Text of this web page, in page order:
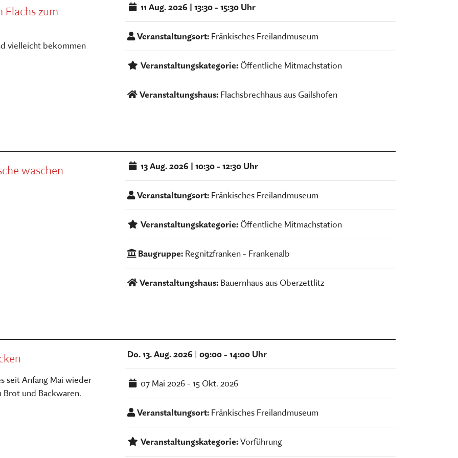
Flachs zum
vielleicht bekommen
11 Aug. 2026 | 13:30 - 15:30 Uhr
Veranstaltungsort: Fränkisches Freilandmuseum
Veranstaltungskategorie: Öffentliche Mitmachstation
Veranstaltungshaus: Flachsbrechhaus aus Gailshofen
waschen 13Aug. 2026 | 10:30 - 12:30 Uhr
Veranstaltungsort: Fränkisches Freilandmuseum
Veranstaltungskategorie: Öffentliche Mitmachstation
Baugruppe: Regnitzfranken - Frankenalb
Veranstaltungshaus: Bauernhaus aus Oberzettlitz
seit Anfang Mai wieder
und Backwaren.
Do. 13. Aug. 2026 | 09:00 - 14:00 Uhr
07 Mai 2026- 15 Okt. 2026
Veranstaltungsort: Fränkisches Freilandmuseum
Veranstaltungskategorie:Vorführung